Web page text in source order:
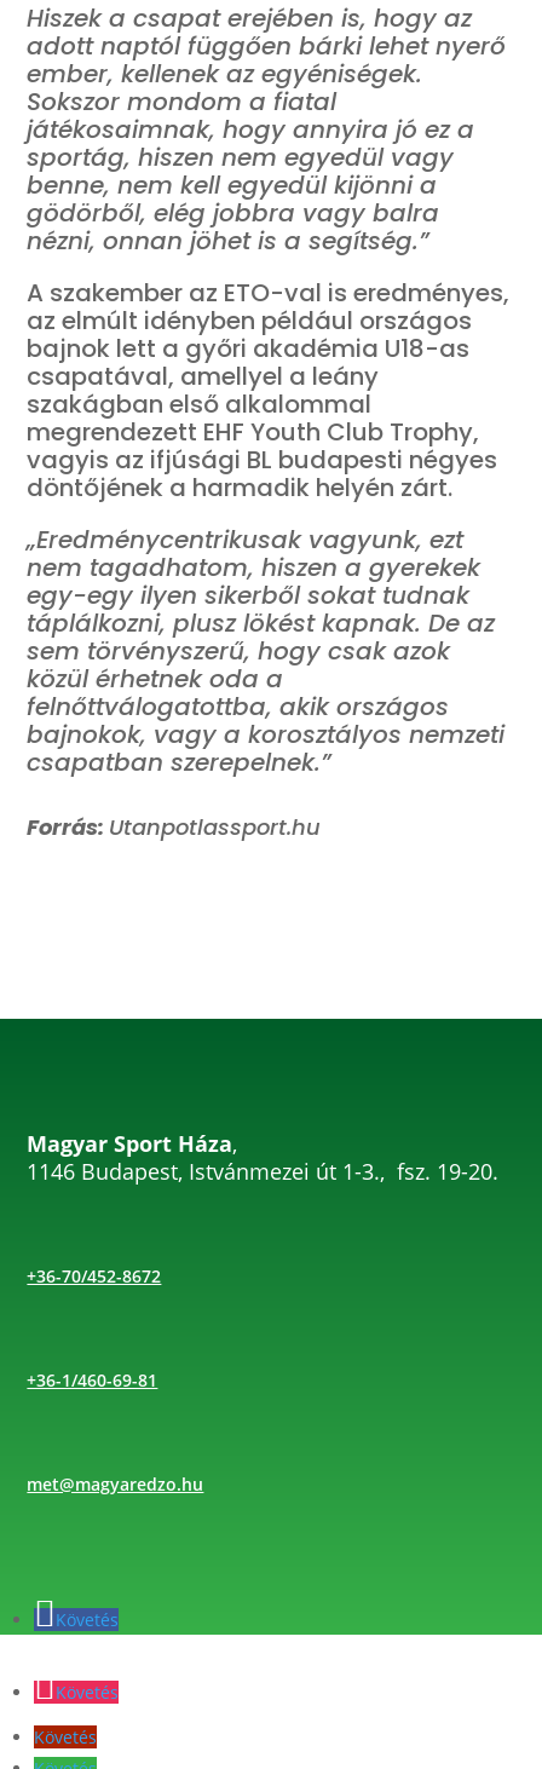
Hiszek a csapat erejében is, hogy az
adott naptól függően bárki lehet nyerő
ember, kellenek az egyéniségek.
Sokszor mondom a fiatal
játékosaimnak, hogy annyira jó ez a
sportág, hiszen nem egyedül vagy
benne, nem kell egyedül kijönni a
gödörből, elég jobbra vagy balra
nézni, onnan jöhet is a segítség.”
A szakember az ETO-val is eredményes,
az elmúlt idényben például országos
bajnok lett a győri akadémia U18-as
csapatával, amellyel a leány
szakágban első alkalommal
megrendezett EHF Youth Club Trophy,
vagyis az ifjúsági BL budapesti négyes
döntőjének a harmadik helyén zárt.
„Eredménycentrikusak vagyunk, ezt
nem tagadhatom, hiszen a gyerekek
egy-egy ilyen sikerből sokat tudnak
táplálkozni, plusz lökést kapnak. De az
sem törvényszerű, hogy csak azok
közül érhetnek oda a
felnőttválogatottba, akik országos
bajnokok, vagy a korosztályos nemzeti
csapatban szerepelnek.”
Forrás: Utanpotlassport.hu
Magyar Sport Háza,
1146 Budapest, Istvánmezei út 1-3., fsz. 19-20.
+36-70/452-8672
+36-1/460-69-81
met@magyaredzo.hu
Követés
Követés
Követés